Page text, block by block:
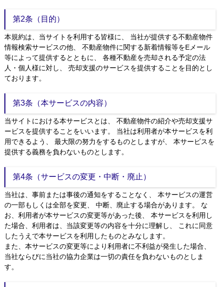
第2条（目的）
本規約は、当サイトを利用する皆様に、 当社が提供する不動産物件
情報検索サービスの他、 不動産物件に関する新着情報等をEメール
等によって提供するとともに、 各種不動産を売却される予定の法
人・個人様に対し、 売却支援のサービスを提供することを目的とし
ております。
第3条（本サービスの内容）
当サイトにおける本サービスとは、 不動産物件の紹介や売却支援サ
ービスを提供することをいいます。 当社は利用者が本サービスを利
用できるよう、 最大限の努力をするものとしますが、 本サービスを
提供する義務を負わないものとします。
第4条（サービスの変更・中断・廃止）
当社は、事前または事後の通知をすることなく、 本サービスの運営
の一部もしくは全部を変更、 中断、廃止する場合があります。 な
お、利用者が本サービスの変更等があった後、 本サービスを利用し
た場合、利用者は、当該変更等の内容を十分に理解し、 これに同意
したうえで本サービスを利用したものとみなします。
また、本サービスの変更等により利用者に不利益が発生した場合、
当社ならびに当社の協力企業は一切の責任を負わないものとしま
す。